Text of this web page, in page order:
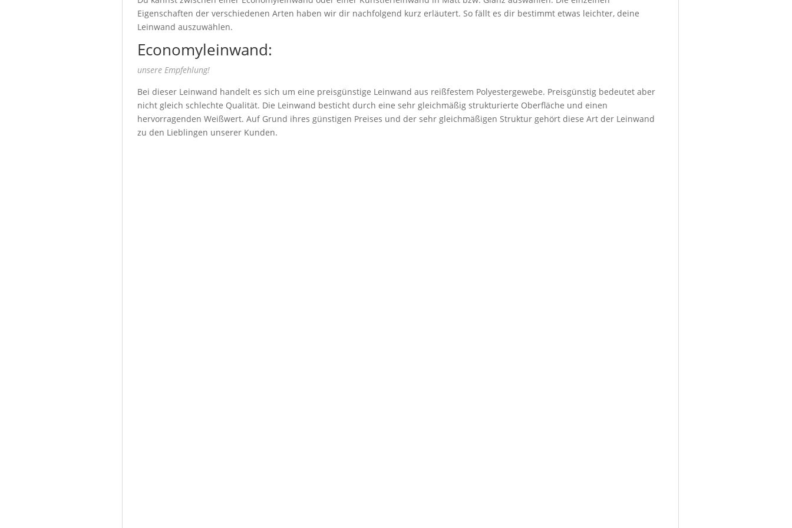
Eigenschaften der verschiedenen Arten haben wir dir nachfolgend kurz erläutert. So fällt es dir bestimmt etwas leichter, deine
Leinwand auszuwählen.
Economyleinwand:
unsere Empfehlung!
Bei dieser Leinwand handelt es sich um eine preisgünstige Leinwand aus reißfestem Polyestergewebe. Preisgünstig bedeutet aber
nicht gleich schlechte Qualität. Die Leinwand besticht durch eine sehr gleichmäßig strukturierte Oberfläche und einen
hervorragenden Weißwert. Auf Grund ihres günstigen Preises und der sehr gleichmäßigen Struktur gehört diese Art der Leinwand
zu den Lieblingen unserer Kunden.